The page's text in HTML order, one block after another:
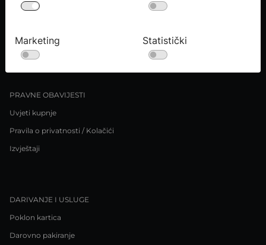
O NAMA
Upiti medija
PRAVNE OBAVIJESTI
Uvjeti kupnje
Pravila o privatnosti / Kolačići
Izvještaji
DARIVANJE I USLUGE
Poklon kartica
Darovno pakiranje
Marketing Statistički